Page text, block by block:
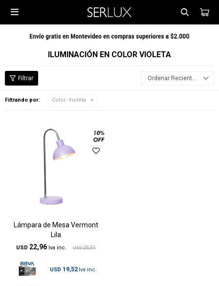

ILUMINACIÓN EN COLOR VIOLETA
Recientes
Filtrando por: Color: Violeta
Lámpara de Mesa Vermont
Lila
USD 22,96 USD 25,51
USD 19,52